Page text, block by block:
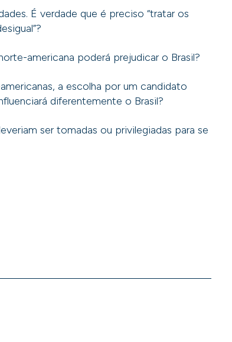
É verdade que é preciso “tratar os
americana poderá prejudicar o Brasil?
a escolha por um candidato
diferentemente o Brasil?
ser tomadas ou privilegiadas para se